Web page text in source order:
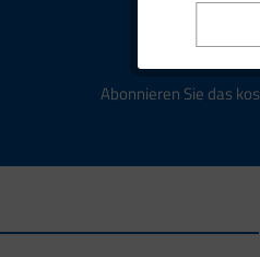
Abonnieren Sie das